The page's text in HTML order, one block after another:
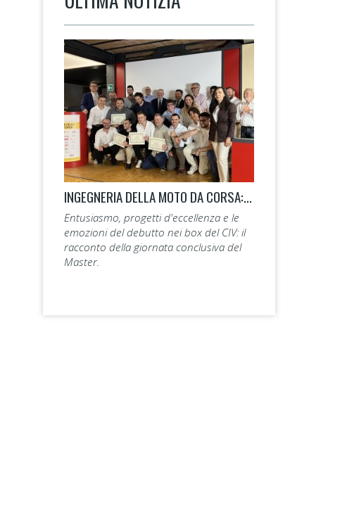
INGEGNERIA DELLA MOTO DA CORSA: LA 14ª EDIZIONE TAGLIA IL TRAGUARDO.
Entusiasmo, progetti d'eccellenza e le
emozioni del debutto nei box del CIV: il
racconto della giornata conclusiva del
Master.